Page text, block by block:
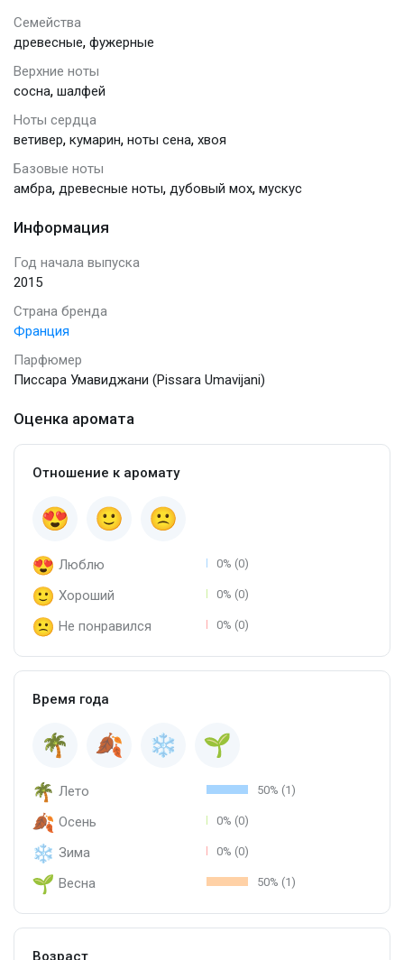
Семейства
древесные, фужерные
Верхние ноты
сосна, шалфей
Ноты сердца
ветивер, кумарин, ноты сена, хвоя
Базовые ноты
амбра, древесные ноты, дубовый мох, мускус
Информация
Год начала выпуска
2015
Страна бренда
Франция
Парфюмер
Писсара Умавиджани (Pissara Umavijani)
Оценка аромата
Отношение к аромату
Люблю 0% (0)
Хороший 0% (0)
Не понравился 0% (0)
Время года
Лето 50% (1)
Осень 0% (0)
Зима 0% (0)
Весна 50% (1)
Возраст